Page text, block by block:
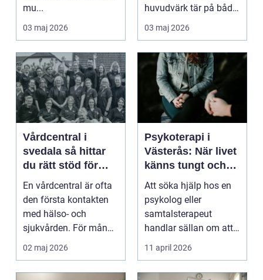
mu...
03 maj 2026
huvudvärk tär på både
ork och humör. Många
går länge ...
03 maj 2026
Vårdcentral i
svedala så hittar
du rätt stöd för
hela familjen
En vårdcentral är ofta
den första kontakten
med hälso- och
sjukvården. För många
i Svedala handlar v...
02 maj 2026
Psykoterapi i
Västerås: När livet
känns tungt och
du behöver prata
med någon
Att söka hjälp hos en
psykolog eller
samtalsterapeut
handlar sällan om att
vara svag....
11 april 2026